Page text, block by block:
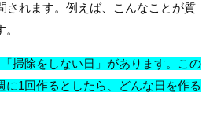
されます。例えば、こんなことが質
掃除をしない日」があります。この
に1回作るとしたら、どんな日を作る